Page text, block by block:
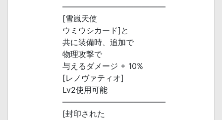
―――――――――――――
[雪嵐天使
ウミウシカード]と
共に装備時、追加で
物理攻撃で
与えるダメージ + 10%
[レノヴァティオ]
Lv2使用可能
―――――――――――――
[封印された